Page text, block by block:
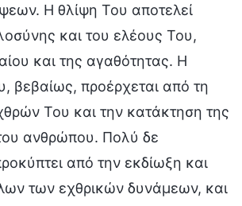
Η θλίψη Του αποτελεί
και του ελέους Του,
και της αγαθότητας. Η
βεβαίως, προέρχεται από τη
Του και την κατάκτηση της
ανθρώπου. Πολύ δε
από την εκδίωξη και
των εχθρικών δυνάμεων, και